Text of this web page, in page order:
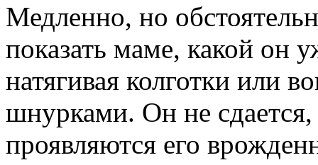
Медленно, но
показать маме, какой он
натягивая колготки или
шнурками. Он не
проявляются его